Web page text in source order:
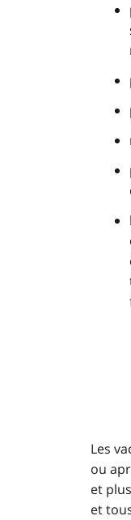
Les
ou
et
et